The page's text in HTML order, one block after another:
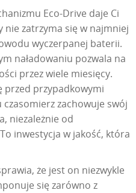
Eco-Drive daje Ci
nie zatrzyma się w najmniej
wyczerpanej baterii.
naładowaniu pozwala na
przez wiele miesięcy.
przed przypadkowymi
zachowuje swój
niezależnie od
inwestycja w jakość, która
że jest on niezwykle
się zarówno z